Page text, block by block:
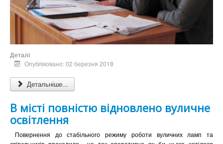
Деталі
Опубліковано: 02 березня 2018
Детальніше...
В місті повністю відновлено вуличне
освітлення
Повернення до стабільного режиму роботи вуличних ламп та